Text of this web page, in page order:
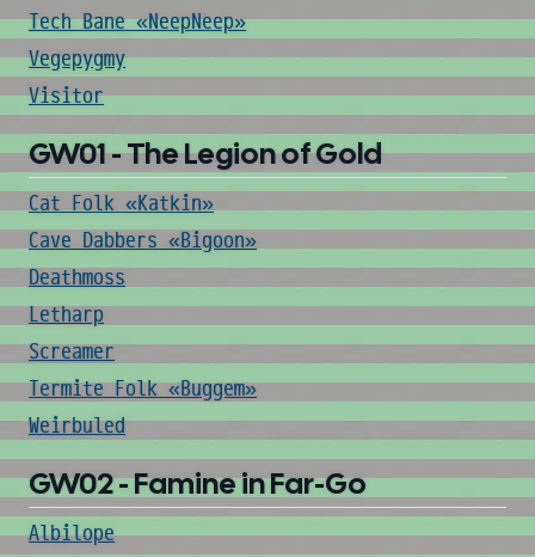
Tech Bane «NeepNeep»
Vegepygmy
Visitor
GW01 - The Legion of Gold
Cat Folk «Katkin»
Cave Dabbers «Bigoon»
Deathmoss
Letharp
Screamer
Termite Folk «Buggem»
Weirbuled
GW02 - Famine in Far-Go
Albilope